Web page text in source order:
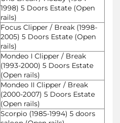
1998) 5 Doors Estate (Open
rails)
Focus Clipper / Break (1998-
2005) 5 Doors Estate (Open
rails)
Mondeo I Clipper / Break
(1993-2000) 5 Doors Estate
(Open rails)
Mondeo II Clipper / Break
(2000-2007) 5 Doors Estate
(Open rails)
Scorpio (1985-1994) 5 doors